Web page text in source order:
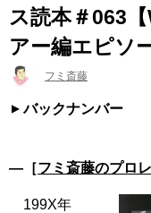
ス読本＃063
アー編エピソ
フミ斎藤
バックナンバー
―［フミ斎藤のプロ
199X年